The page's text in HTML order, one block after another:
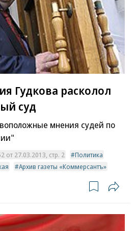
Гудкова расколол
суд
мнения судей по
от 27.03.2013, стр. 2
Политика
Архив газеты «Коммерсантъ»